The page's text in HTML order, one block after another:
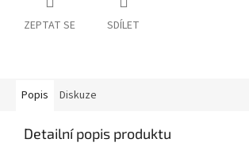
ZEPTAT SE SDÍLET
Popis Diskuze
Detailní popis produktu